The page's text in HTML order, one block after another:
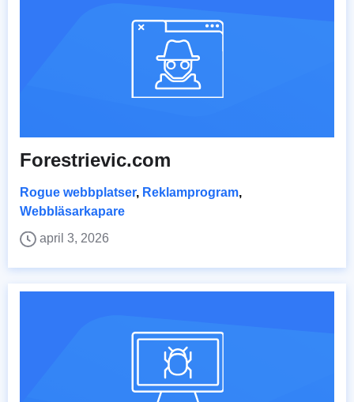
Forestrievic.com
Rogue webbplatser, Reklamprogram,
Webbläsarkapare
april 3, 2026